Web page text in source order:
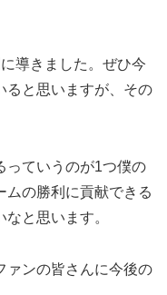
導きました。ぜひ今
ると思いますが、その
っていうのが1つ僕の
ムの勝利に貢献できる
と思います。
ァンの皆さんに今後の